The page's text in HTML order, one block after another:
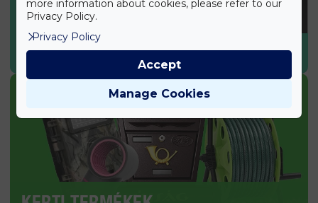
SPORT & EGÉSZSÉG
more information about cookies, please refer to our
Privacy Policy.
Privacy Policy
Manage Cookies
Accept